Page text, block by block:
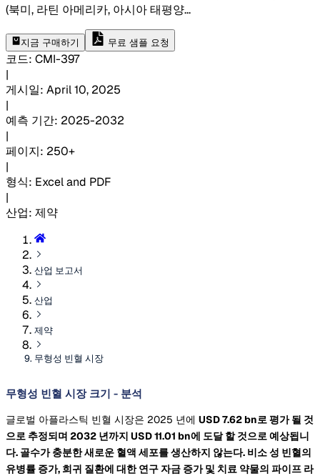
(북미, 라틴 아메리카, 아시아 태평양...
지금 구매하기 무료 샘플 요청
코드: CMI-397
|
게시일: April 10, 2025
|
예측 기간: 2025-2032
|
페이지: 250+
|
형식: Excel and PDF
|
산업: 제약
산업 보고서
산업
제약
무형성 빈혈 시장
무형성 빈혈 시장 크기 - 분석
글로벌 아플라스틱 빈혈 시장은 2025 년에 USD 7.62 bn로 평가 될 것
으로 추정되며 2032 년까지 USD 11.01 bn에 도달 할 것으로 예상됩니
다. 골수가 충분한 새로운 혈액 세포를 생산하지 않는다. 비소 성 빈혈의
유병률 증가, 희귀 질환에 대한 연구 자금 증가 및 치료 약물의 파이프 라